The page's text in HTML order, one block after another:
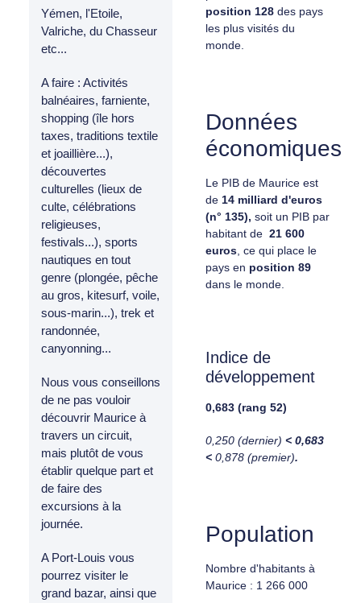
Yémen, l'Etoile,
Valriche, du Chasseur
etc...
A faire : Activités
balnéaires, farniente,
shopping (île hors
taxes, traditions textile
et joaillière...),
découvertes
culturelles (lieux de
culte, célébrations
religieuses,
festivals...), sports
nautiques en tout
genre (plongée, pêche
au gros, kitesurf, voile,
sous-marin...), trek et
randonnée,
canyonning...
Nous vous conseillons
de ne pas vouloir
découvrir Maurice à
travers un circuit,
mais plutôt de vous
établir quelque part et
de faire des
excursions à la
journée.
A Port-Louis vous
pourrez visiter le
grand bazar, ainsi que
position 128 des pays
les plus visités du
monde.
Données
économiques
Le PIB de Maurice est
de 14 milliard d'euros
(n° 135), soit un PIB par
habitant de 21 600
euros , ce qui place le
pays en position 89
dans le monde.
Indice de
développement
0,683 (rang 52)
0,250 (dernier) < 0,683
< 0,878 (premier).
Population
Nombre d'habitants à
Maurice : 1 266 000